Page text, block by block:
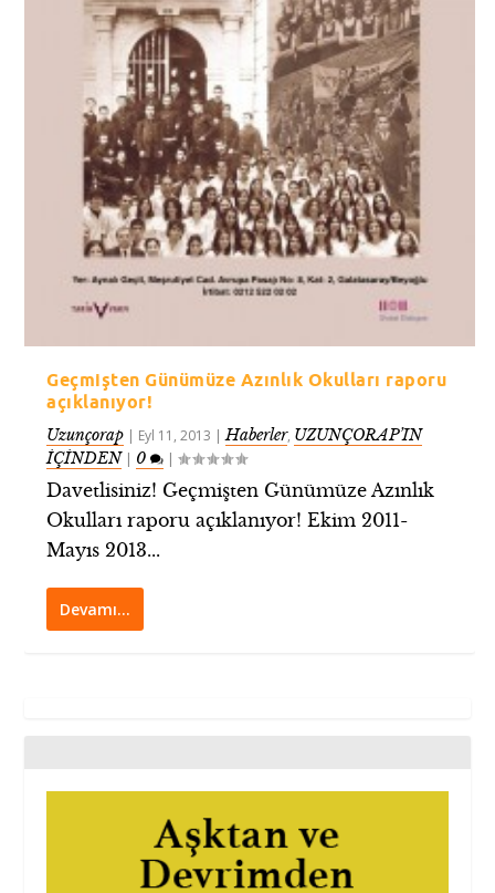
Geçmişten Günümüze Azınlık Okulları raporu
açıklanıyor!
Uzunçorap | Eyl 11, 2013 |Haberler, UZUNÇORAP’IN
İÇİNDEN| 0 |
Davetlisiniz! Geçmişten Günümüze Azınlık
Okulları raporu açıklanıyor! Ekim 2011-
Mayıs 2013...
Devamı…